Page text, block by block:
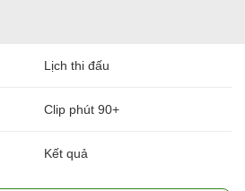
Lịch thi đấu
Clip phút 90+
Kết quả